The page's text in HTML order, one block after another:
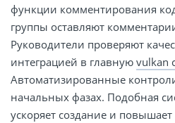
функции комментирования
группы оставляют
Руководители проверяют
интеграцией в главную vulkan
Автоматизированные
начальных фазах. Подобная
ускоряет создание и